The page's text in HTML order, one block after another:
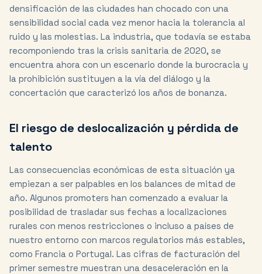
densificación de las ciudades han chocado con una
sensibilidad social cada vez menor hacia la tolerancia al
ruido y las molestias. La industria, que todavía se estaba
recomponiendo tras la crisis sanitaria de 2020, se
encuentra ahora con un escenario donde la burocracia y
la prohibición sustituyen a la vía del diálogo y la
concertación que caracterizó los años de bonanza.
El riesgo de deslocalización y pérdida de
talento
Las consecuencias económicas de esta situación ya
empiezan a ser palpables en los balances de mitad de
año. Algunos promoters han comenzado a evaluar la
posibilidad de trasladar sus fechas a localizaciones
rurales con menos restricciones o incluso a países de
nuestro entorno con marcos regulatorios más estables,
como Francia o Portugal. Las cifras de facturación del
primer semestre muestran una desaceleración en la